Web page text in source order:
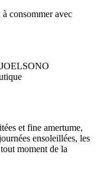
à consommer avec
JOELSONO
et fine amertume,
ensoleillées, les
moment de la